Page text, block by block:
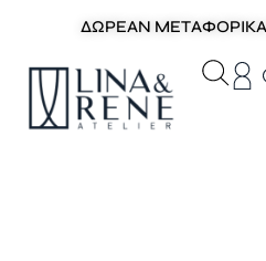
ΔΩΡΕΑΝ ΜΕΤΑΦΟΡΙΚΑ